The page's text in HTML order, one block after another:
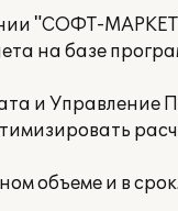
"СОФТ-
на базе
и Управление
объеме и в